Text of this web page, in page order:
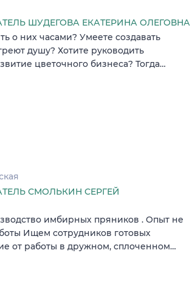
ШУДЕГОВА ЕКАТЕРИНА ОЛЕГОВНА
о них часами? Умеете создавать
душу? Хотите руководить
цветочного бизнеса? Тогда…
СМОЛЬКИН СЕРГЕЙ
имбирных пряников . Опыт не
Ищем сотрудников готовых
от работы в дружном, сплоченном…